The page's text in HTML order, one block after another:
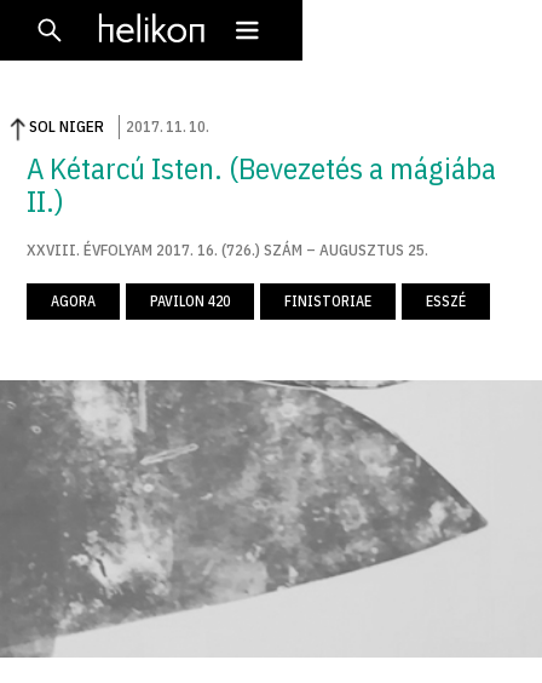
SOL NIGER 2017. 11. 10.
A Kétarcú Isten. (Bevezetés a mágiába
II.)
XXVIII. ÉVFOLYAM 2017. 16. (726.) SZÁM – AUGUSZTUS 25.
AGORA PAVILON 420 FINISTORIAE ESSZÉ